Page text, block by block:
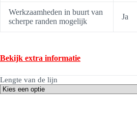
Werkzaamheden in buurt van
scherpe randen mogelijk
Ja
Bekijk extra informatie
Lengte van de lijn